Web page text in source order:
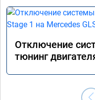
Отключение
тюнинг